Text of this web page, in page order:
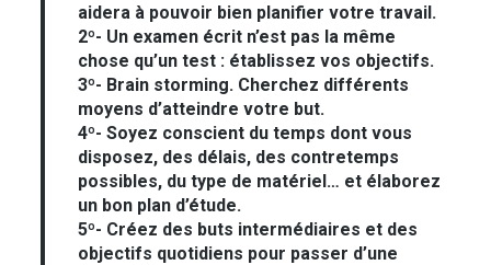
aidera à pouvoir bien planifier votre travail.
2º- Un examen écrit n’est pas la même
chose qu’un test : établissez vos objectifs.
3º- Brain storming. Cherchez différents
moyens d’atteindre votre but.
4º- Soyez conscient du temps dont vous
disposez, des délais, des contretemps
possibles, du type de matériel… et élaborez
un bon plan d’étude.
5º- Créez des buts intermédiaires et des
objectifs quotidiens pour passer d’une